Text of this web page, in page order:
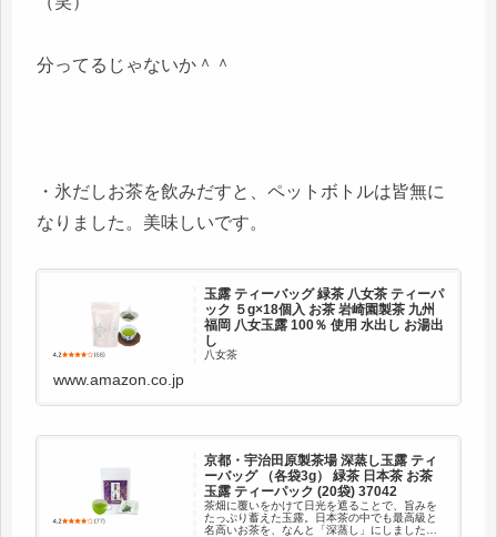
分ってるじゃないか＾＾
・氷だしお茶を飲みだすと、ペットボトルは皆無に
なりました。美味しいです。
玉露 ティーバッグ 緑茶 八女茶 ティーパ
ック ５g×18個入 お茶 岩崎園製茶 九州
福岡 八女玉露 100％ 使用 水出し お湯出
し
八女茶
www.amazon.co.jp
京都・宇治田原製茶場 深蒸し玉露 ティ
ーバッグ （各袋3g） 緑茶 日本茶 お茶
玉露 ティーパック (20袋) 37042
茶畑に覆いをかけて日光を遮ることで、旨みを
たっぷり蓄えた玉露。日本茶の中でも最高級と
名高いお茶を、なんと「深蒸し」にしました。